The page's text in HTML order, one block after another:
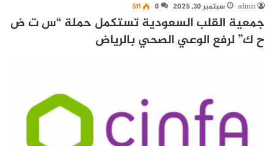
admin سبتمبر 30, 2025 0
511
جمعية القلب السعودية تستكمل حملة “س ت ض
ح ك” لرفع الوعي الصحي بالرياض